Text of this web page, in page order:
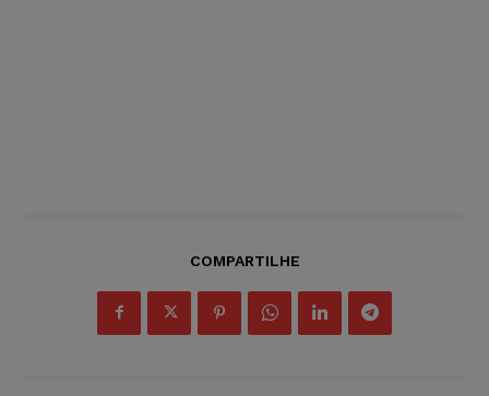
COMPARTILHE